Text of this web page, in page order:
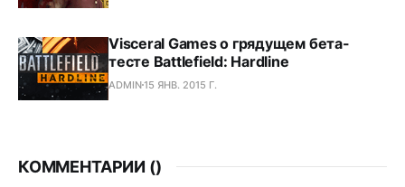
Visceral Games о грядущем бета-
тесте Battlefield: Hardline
ADMIN15 ЯНВ. 2015 Г.
КОММЕНТАРИИ ()